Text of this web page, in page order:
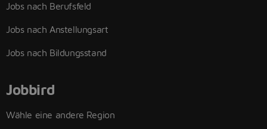
Jobs nach Berufsfeld
Jobs nach Anstellungsart
Jobs nach Bildungsstand
Jobbird
Wähle eine andere Region